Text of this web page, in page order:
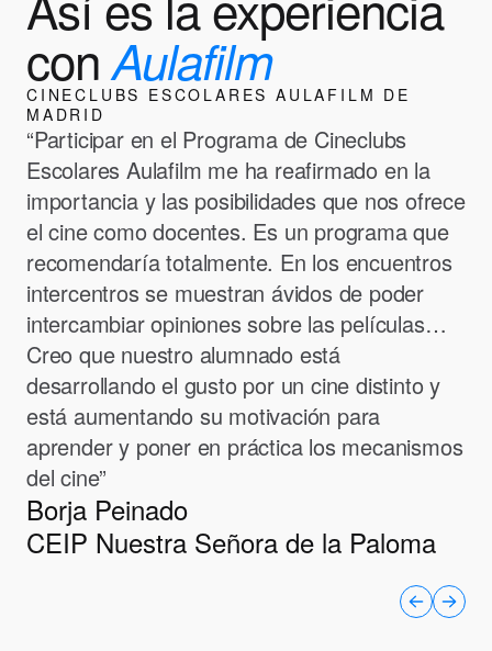
conAulafilm
CINECLUBS ESCOLARES AULAFILM DE
MADRID
“Participar en el Programa de Cineclubs
Escolares Aulafilm me ha reafirmado en la
importancia y las posibilidades que nos ofrece
el cine como docentes. Es un programa que
recomendaría totalmente. En los encuentros
intercentros se muestran ávidos de poder
intercambiar opiniones sobre las películas…
Creo que nuestro alumnado está
desarrollando el gusto por un cine distinto y
está aumentando su motivación para
aprender y poner en práctica los mecanismos
del cine”
Borja Peinado
CEIP Nuestra Señora de la Paloma